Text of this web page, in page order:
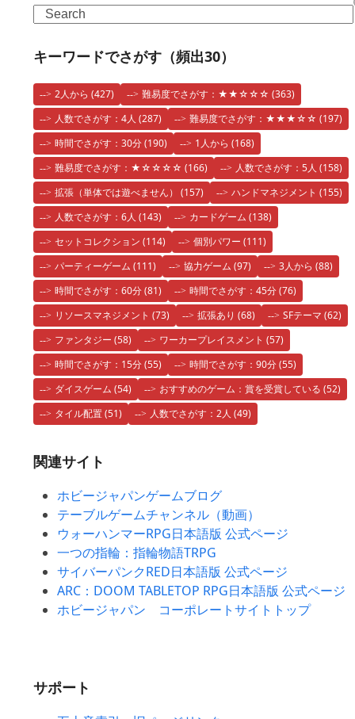
Search
キーワードでさがす（頻出30）
2人から (427) 難易度でさがす：★★☆☆☆ (363)
人数でさがす：4人 (287) 難易度でさがす：★★★☆☆ (197)
時間でさがす：30分(190) 1人から (168)
難易度でさがす：★☆☆☆☆ (166) 人数でさがす：5人 (158)
拡張（単体では遊べません） (157) ハンドマネジメント (155)
人数でさがす：6人 (143) カードゲーム (138)
セットコレクション (114) 個別パワー (111)
パーティーゲーム (111) 協力ゲーム (97) 3人から (88)
時間でさがす：60分(81) 時間でさがす：45分(76)
リソースマネジメント (73) 拡張あり (68) SFテーマ (62)
ファンタジー (58) ワーカープレイスメント (57)
時間でさがす：15分(55) 時間でさがす：90分(55)
ダイスゲーム (54) おすすめのゲーム：賞を受賞している (52)
タイル配置(51) 人数でさがす：2人 (49)
関連サイト
ホビージャパンゲームブログ
テーブルゲームチャンネル（動画）
ウォーハンマーRPG日本語版 公式ページ
一つの指輪：指輪物語TRPG
サイバーパンクRED日本語版 公式ページ
ARC：DOOM TABLETOP RPG日本語版 公式ページ
ホビージャパン コーポレートサイトトップ
サポート